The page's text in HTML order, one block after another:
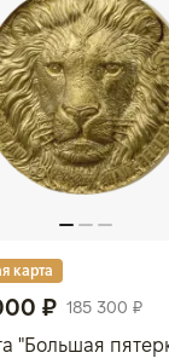
карта
₽ 185 300 ₽
"Большая